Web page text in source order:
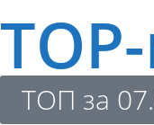
ТОП за